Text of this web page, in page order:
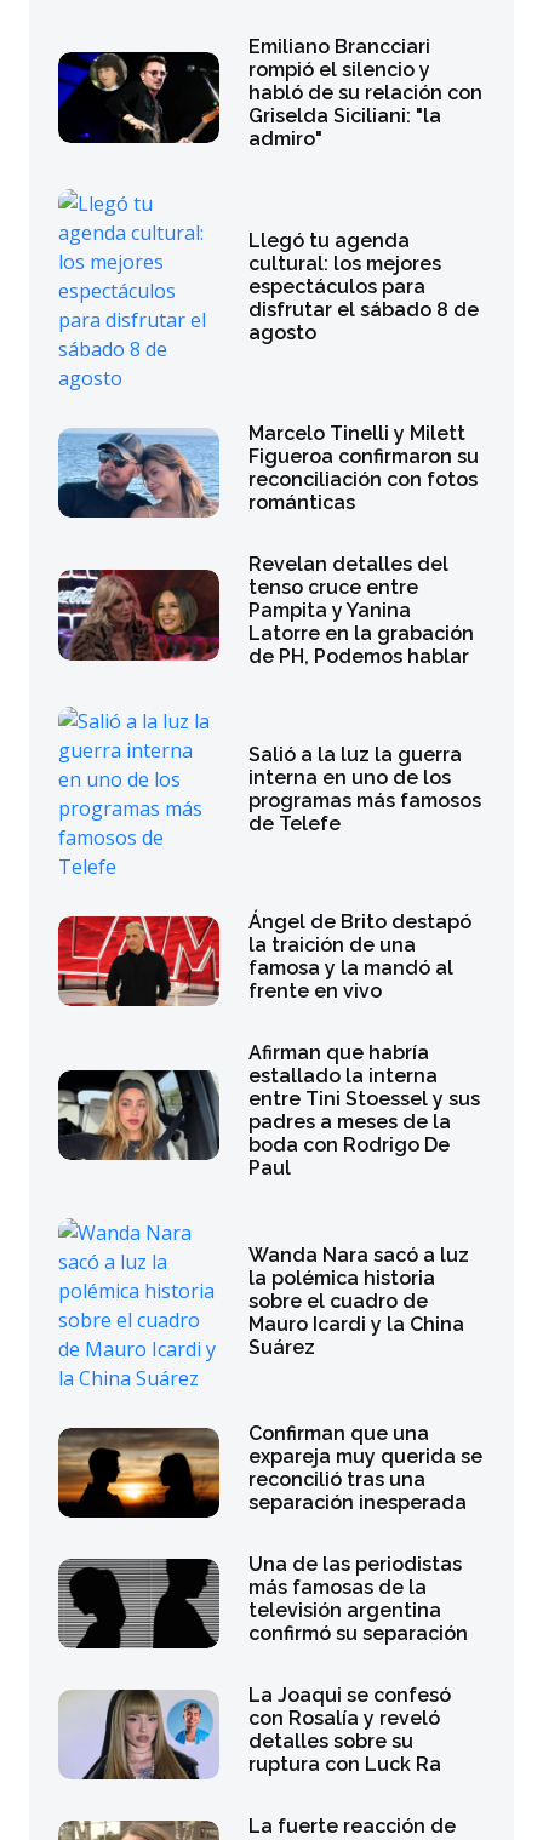
Emiliano Brancciari
rompió el silencio y
habló de su relación con
Griselda Siciliani: "la
admiro"
Llegó tu agenda
cultural: los mejores
espectáculos para
disfrutar el sábado 8 de
agosto
Marcelo Tinelli y Milett
Figueroa confirmaron su
reconciliación con fotos
románticas
Revelan detalles del
tenso cruce entre
Pampita y Yanina
Latorre en la grabación
de PH, Podemos hablar
Salió a la luz la guerra
interna en uno de los
programas más famosos
de Telefe
Ángel de Brito destapó
la traición de una
famosa y la mandó al
frente en vivo
Afirman que habría
estallado la interna
entre Tini Stoessel y sus
padres a meses de la
boda con Rodrigo De
Paul
Wanda Nara sacó a luz
la polémica historia
sobre el cuadro de
Mauro Icardi y la China
Suárez
Confirman que una
expareja muy querida se
reconcilió tras una
separación inesperada
Una de las periodistas
más famosas de la
televisión argentina
confirmó su separación
La Joaqui se confesó
con Rosalía y reveló
detalles sobre su
ruptura con Luck Ra
La fuerte reacción de